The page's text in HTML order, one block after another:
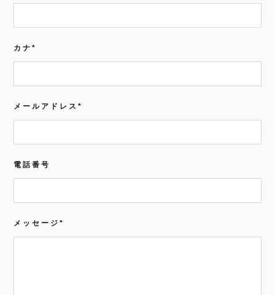
カナ *
メールアドレス *
電話番号
メッセージ *